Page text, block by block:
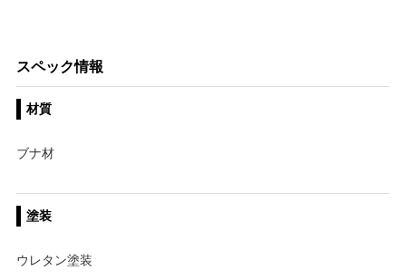
スペック情報
材質
ブナ材
塗装
ウレタン塗装